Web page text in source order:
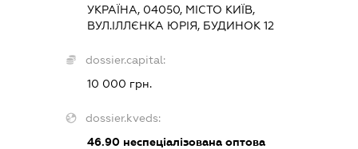
УКРАЇНА, 04050, МІСТО КИЇВ,
ВУЛ.ІЛЛЄНКА ЮРІЯ, БУДИНОК 12
dossier.capital:
10 000 грн.
dossier.kveds:
46.90неспеціалізована оптова